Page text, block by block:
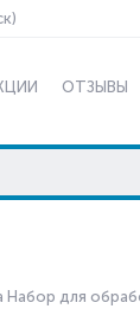
ОТЗЫВЫ
Набор для